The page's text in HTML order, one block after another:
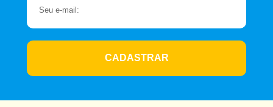
CADASTRAR